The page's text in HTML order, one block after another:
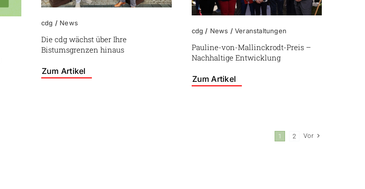
cdg / News
Die cdg wächst über Ihre
Bistumsgrenzen hinaus
Zum Artikel
cdg / News /Veranstaltungen
Pauline-von-Mallinckrodt-Preis –
Nachhaltige Entwicklung
Zum Artikel
1 2 Vor